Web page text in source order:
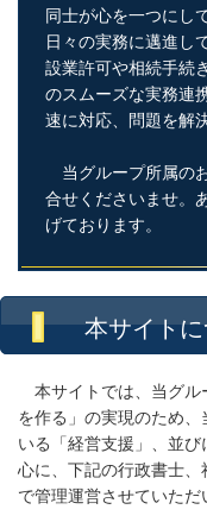
同士が心を一つにし
日々の実務に邁進し
設業許可や相続手続
のスムーズな実務連
速に対応、問題を解
当グループ所属の
合せくださいませ。
げております。
本サイト
本サイトでは、当グル
を作る」の実現のため
いる「経営支援」、並
心に、下記の行政書士
で管理運営させていただ